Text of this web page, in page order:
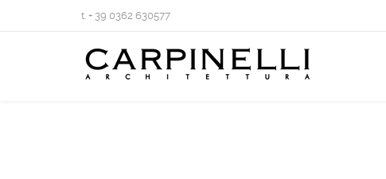
t. + 39 0362 630577